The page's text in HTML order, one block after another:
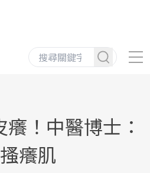
！中醫博士：
癢肌